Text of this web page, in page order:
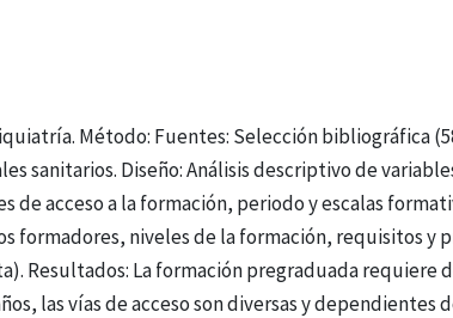
Método: Fuentes: Selección bibliográfica
sanitarios. Diseño: Análisis descriptivo de
acceso a la formación, periodo y escalas
niveles de la formación, requisitos y
La formación pregraduada requiere
las vías de acceso son diversas y dependientes